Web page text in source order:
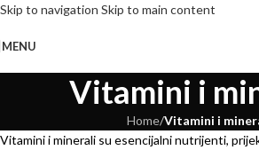
Skip to navigation Skip to main content
MENU
Vitamini i
Home/Vitamini i
Vitamini i minerali su esencijalni nutrijenti,